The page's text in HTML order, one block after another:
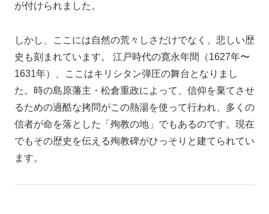
が付けられました。
しかし、ここには自然の荒々しさだけでなく、悲しい歴
史も刻まれています。 江戸時代の寛永年間（1627年〜
1631年）、ここはキリシタン弾圧の舞台となりまし
た。時の島原藩主・松倉重政によって、信仰を棄てさせ
るための過酷な拷問がこの熱湯を使って行われ、多くの
信者が命を落とした「殉教の地」でもあるのです。現在
でもその歴史を伝える殉教碑がひっそりと建てられてい
ます。